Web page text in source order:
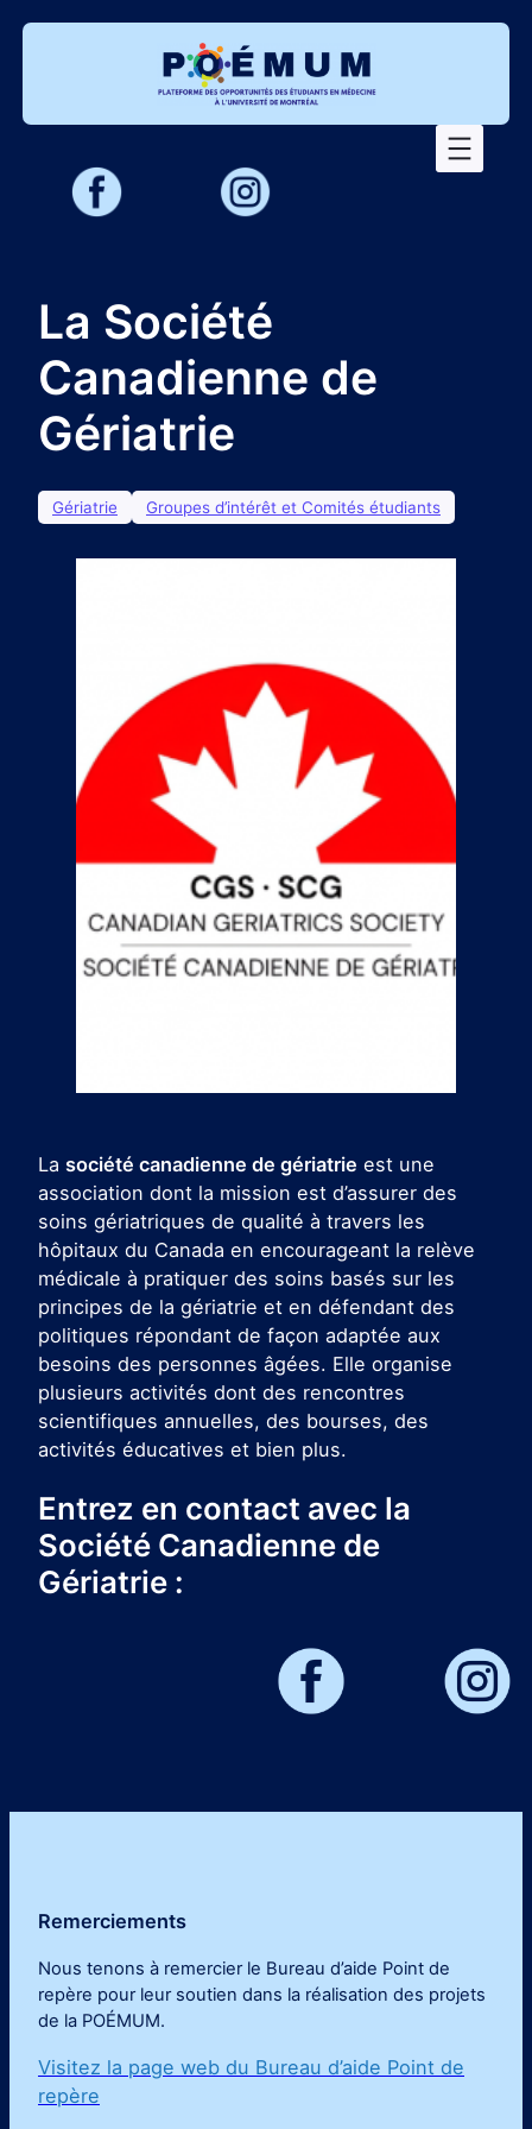
Aller
La Société
Canadienne de
Gériatrie
Gériatrie Groupes d’intérêt et Comités étudiants
La société canadienne de gériatrie est une
association dont la mission est d’assurer des
soins gériatriques de qualité à travers les
hôpitaux du Canada en encourageant la relève
médicale à pratiquer des soins basés sur les
principes de la gériatrie et en défendant des
politiques répondant de façon adaptée aux
besoins des personnes âgées. Elle organise
plusieurs activités dont des rencontres
scientifiques annuelles, des bourses, des
activités éducatives et bien plus.
Entrez en contact avec la
Société Canadienne de
Gériatrie :
Remerciements
Nous tenons à remercier le Bureau d’aide Point de
repère pour leur soutien dans la réalisation des projets
de la POÉMUM.
Visitez la page web du Bureau d’aide Point de
repère